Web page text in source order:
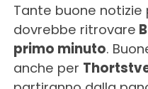
Tante buone notizie
dovrebbe ritrovare
primo minuto.
anche per